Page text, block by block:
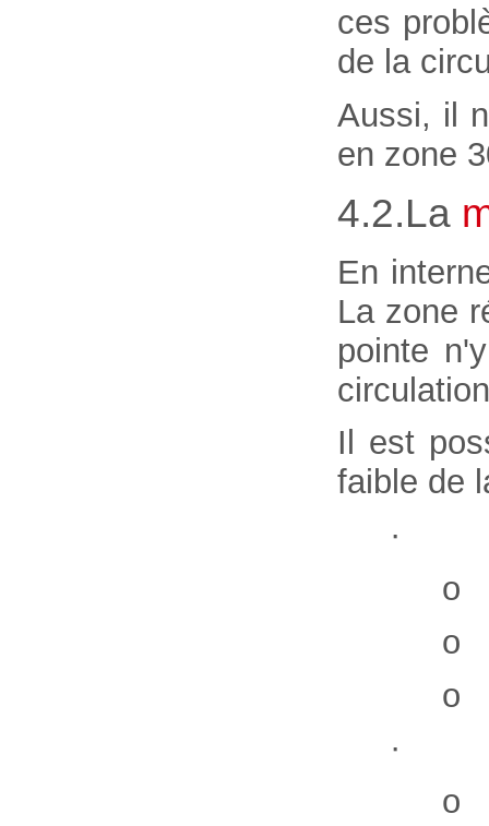
ces
de la
Aussi, il
en zone
4.2.La
En
La zone
pointe
Il est
faible de
·
o
o
o
·
o